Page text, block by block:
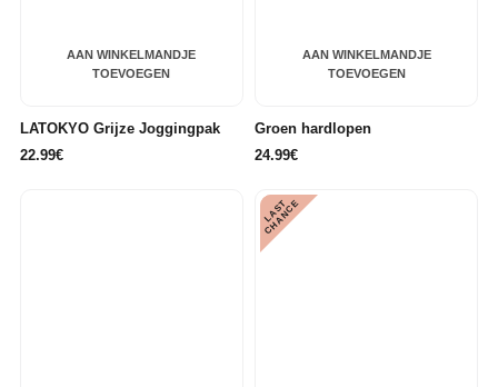
AAN WINKELMANDJE
TOEVOEGEN
LATOKYO Grijze Joggingpak
22.99€
AAN WINKELMANDJE
TOEVOEGEN
Groen hardlopen
24.99€
L
A
S
T
C
H
A
N
C
E